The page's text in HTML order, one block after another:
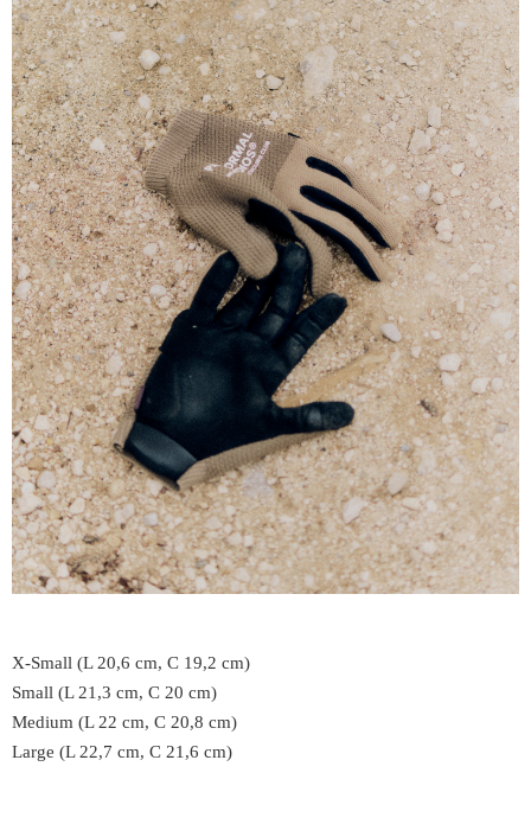
X-Small (L 20,6 cm, C 19,2 cm)
Small (L 21,3 cm, C 20 cm)
Medium (L 22 cm, C 20,8 cm)
Large (L 22,7 cm, C 21,6 cm)